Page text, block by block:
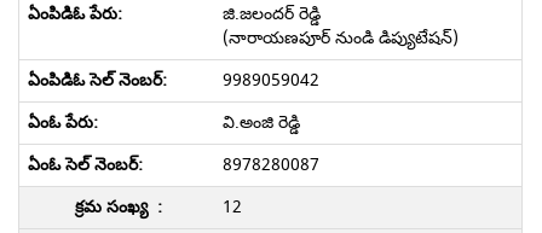
జి.జలందర్ రెడ్డి
(నారాయణపూర్ నుండి డిప్యుటేషన్)
9989059042
వి.అంజి రెడ్డి
8978280087
12